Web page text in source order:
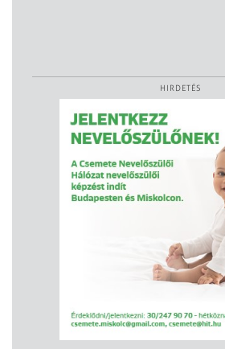
HIRDETÉS